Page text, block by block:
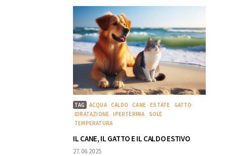
TAG ACQUA CALDO CANE ESTATE
GATTO
IDRATAZIONE
IPERTERMIA
SOLE
TEMPERATURA
IL CANE, IL GATTO E IL CALDO ESTIVO
27.06.2025